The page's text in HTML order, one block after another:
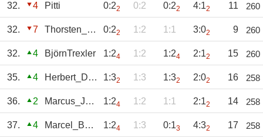
32. 4 Pitti 0:22 0:2 0:22 4:12 11 260
32. 7 Thorsten_Hassen 0:22 1:2 1:1 3:02 9 260
32. 4 BjörnTrexler 1:24 1:2 1:24 2:12 15 260
35. 4 Herbert_Diehl 1:32 1:3 1:32 2:02 16 258
36. 2 Marcus_John 1:24 1:2 1:1 2:12 14 258
37. 4 Marcel_Böttger 1:24 1:3 0:13 4:32 17 258